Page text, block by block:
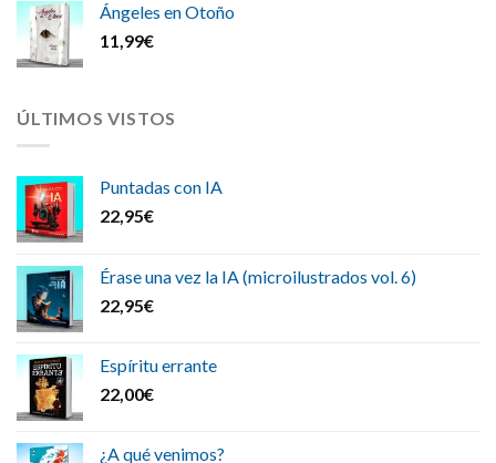
Ángeles en Otoño
11,99€
ÚLTIMOS VISTOS
Puntadas con IA
22,95€
Érase una vez la IA (microilustrados vol. 6)
22,95€
Espíritu errante
22,00€
¿A qué venimos?